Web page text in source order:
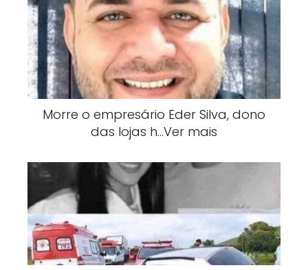
Morre o empresário Eder Silva, dono
das lojas h…Ver mais